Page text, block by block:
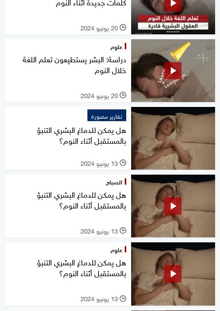
l 20 يونيو 2024
علوم
دراسة: البشر يستطيعون تعلم اللغة
خلال النوم
l 20 يونيو 2024
تقارير مصورة
هل يمكن للدماغ البشري التنبؤ
بالمستقبل أثناء النوم؟
l 13 يونيو 2024
الصباح
هل يمكن للدماغ البشري التنبؤ
بالمستقبل أثناء النوم؟
l 13 يونيو 2024
علوم
هل يمكن للدماغ البشري التنبؤ
بالمستقبل أثناء النوم؟
l 13 يونيو 2024